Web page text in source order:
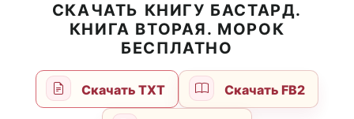
СКАЧАТЬ КНИГУ БАСТАРД.
КНИГА ВТОРАЯ. МОРОК
БЕСПЛАТНО
Скачать TXT Скачать FB2